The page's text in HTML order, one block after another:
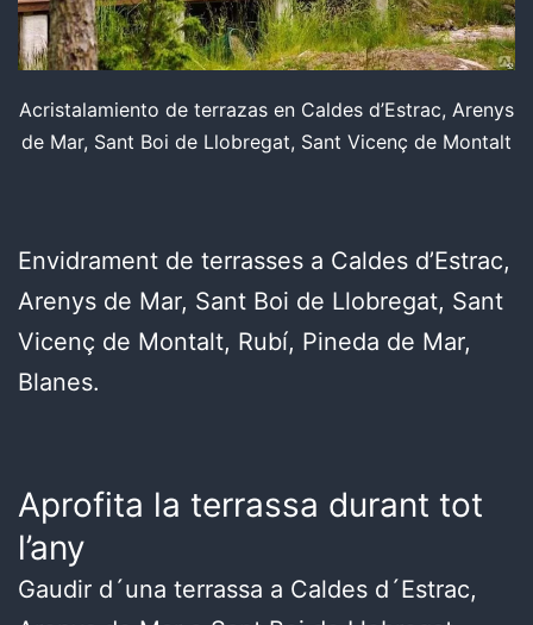
Acristalamiento de terrazas en Caldes d’Estrac, Arenys
de Mar, Sant Boi de Llobregat, Sant Vicenç de Montalt
Envidrament de terrasses a Caldes d’Estrac,
Arenys de Mar, Sant Boi de Llobregat, Sant
Vicenç de Montalt, Rubí, Pineda de Mar,
Blanes.
Aprofita la terrassa durant tot
l’any
Gaudir d´una terrassa a Caldes d´Estrac,